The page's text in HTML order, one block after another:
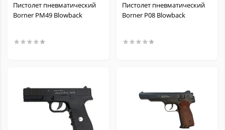
Пистолет пневматический
Borner PM49 Blowback
Пистолет пневматический
Borner P08 Blowback